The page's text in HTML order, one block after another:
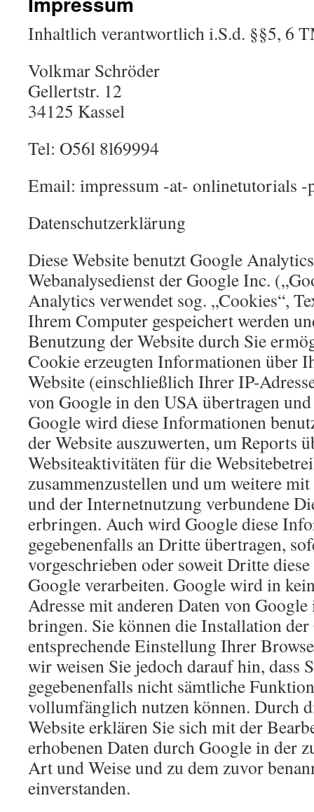
Inhaltlich verantwortlich i.S.d. §§5, 6
Volkmar Schröder
Gellertstr. 12
34125 Kassel
Tel: O56l 8l69994
Email: impressum -at- onlinetutorials -
Datenschutzerklärung
Diese Website benutzt Google
Webanalysedienst der Google Inc.
Analytics verwendet sog. „Cookies“,
Ihrem Computer gespeichert werden
Benutzung der Website durch Sie
Cookie erzeugten Informationen über
Website (einschließlich Ihrer IP-
von Google in den USA übertragen
Google wird diese Informationen
der Website auszuwerten, um Reports
Websiteaktivitäten für die
zusammenzustellen und um weitere
und der Internetnutzung verbundene
erbringen. Auch wird Google diese
gegebenenfalls an Dritte übertragen,
vorgeschrieben oder soweit Dritte
Google verarbeiten. Google wird in
Adresse mit anderen Daten von
bringen. Sie können die Installation
entsprechende Einstellung Ihrer
wir weisen Sie jedoch darauf hin, dass
gegebenenfalls nicht sämtliche
vollumfänglich nutzen können. Durch
Website erklären Sie sich mit der
erhobenen Daten durch Google in der
Art und Weise und zu dem zuvor
einverstanden.